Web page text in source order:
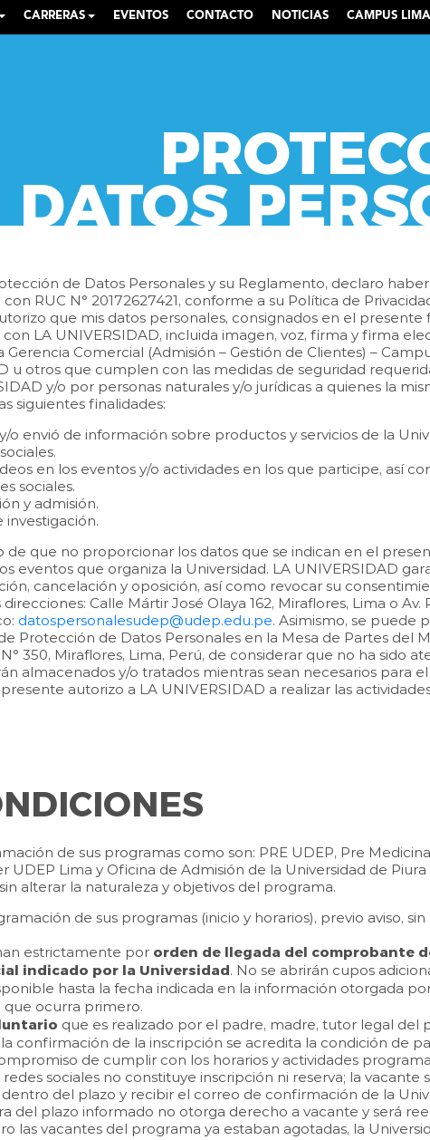
CARRERAS EVENTOS CONTACTO NOTICIAS CAMPUS LIMA
DATOS
de Datos Personales y su Reglamento, declaro
RUC N° 20172627421, conforme a su Política de
que mis datos personales, consignados en el presente
LA UNIVERSIDAD, incluida imagen, voz, firma y firma
Comercial (Admisión – Gestión de Clientes) –
u otros que cumplen con las medidas de seguridad
y/o por personas naturales y/o jurídicas a quienes la
siguientes finalidades:
o envió de información sobre productos y servicios de la
en los eventos y/o actividades en los que participe, así
sociales.
y admisión.
investigación.
que no proporcionar los datos que se indican en el
eventos que organiza la Universidad. LA UNIVERSIDAD
cancelación y oposición, así como revocar su
Calle Mártir José Olaya 162, Miraflores, Lima o Av.
datospersonalesudep@udep.edu.pe. Asimismo, se puede
Protección de Datos Personales en la Mesa de Partes del
350, Miraflores, Lima, Perú, de considerar que no ha sido
almacenados y/o tratados mientras sean necesarios para
autorizo a LA UNIVERSIDAD a realizar las
de sus programas como son: PRE UDEP, Pre
Lima y Oficina de Admisión de la Universidad de
alterar la naturaleza y objetivos del programa.
de sus programas (inicio y horarios), previo aviso,
estrictamente por orden de llegada del comprobante
indicado por la Universidad. No se abrirán cupos
hasta la fecha indicada en la información otorgada
que ocurra primero.
que es realizado por el padre, madre, tutor legal del
confirmación de la inscripción se acredita la condición de
de cumplir con los horarios y actividades
sociales no constituye inscripción ni reserva; la vacante
del plazo y recibir el correo de confirmación de la
del plazo informado no otorga derecho a vacante y será
las vacantes del programa ya estaban agotadas, la